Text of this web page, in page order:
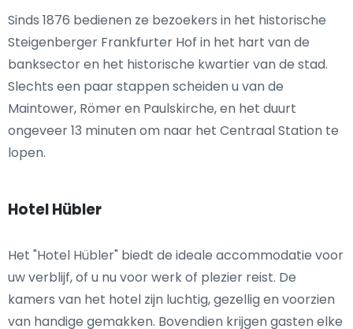
Sinds 1876 bedienen ze bezoekers in het historische
Steigenberger Frankfurter Hof in het hart van de
banksector en het historische kwartier van de stad.
Slechts een paar stappen scheiden u van de
Maintower, Römer en Paulskirche, en het duurt
ongeveer 13 minuten om naar het Centraal Station te
lopen.
Hotel Hübler
Het "Hotel Hübler" biedt de ideale accommodatie voor
uw verblijf, of u nu voor werk of plezier reist. De
kamers van het hotel zijn luchtig, gezellig en voorzien
van handige gemakken. Bovendien krijgen gasten elke